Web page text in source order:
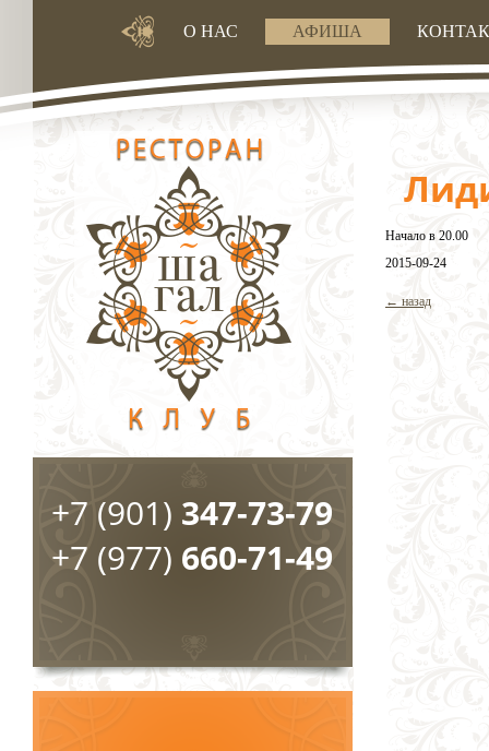
О НАС АФИША
Начало в 20.00
2015-09-24
← назад
+7 (901) 347-73-79
+7 (977) 660-71-49